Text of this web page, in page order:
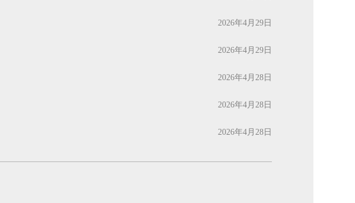
2026年4月29日
2026年4月29日
2026年4月28日
2026年4月28日
2026年4月28日